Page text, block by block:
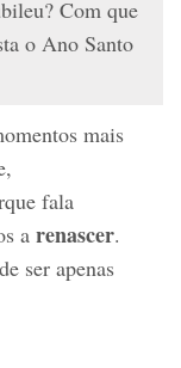
Com que
o Ano Santo
mais
fala
a renascer.
ser apenas